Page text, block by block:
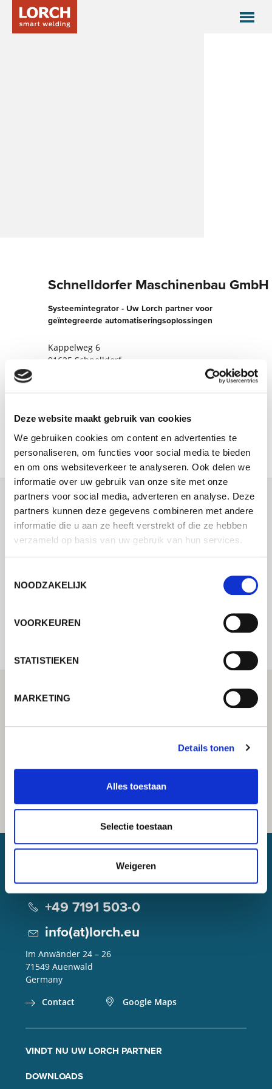
Deze website maakt gebruik van cookies
We gebruiken cookies om content en advertenties te
personaliseren, om functies voor social media te bieden
en om ons websiteverkeer te analyseren. Ook delen we
informatie over uw gebruik van onze site met onze
partners voor social media, adverteren en analyse. Deze
partners kunnen deze gegevens combineren met andere
informatie die u aan ze heeft verstrekt of die ze hebben
verzameld op basis van uw gebruik van hun services.
NOODZAKELIJK
VOORKEUREN
STATISTIEKEN
MARKETING
Details tonen
Alles toestaan
Selectie toestaan
Weigeren
Schnelldorfer Maschinenbau GmbH
Systeemintegrator - Uw Lorch partner voor
geïntegreerde automatiseringsoplossingen
Kappelweg 6
91625 Schnelldorf
+49795098890
Nu contact opnemen
Neem contact met ons op via ons online
formulier en wij nemen zo spoedig
Lorch Schweißtechnik GmbH
+49 7191 503-0
info(at)lorch.eu
Im Anwänder 24 – 26
71549 Auenwald
Germany
Contact
Google Maps
VINDT NU UW LORCH PARTNER
DOWNLOADS